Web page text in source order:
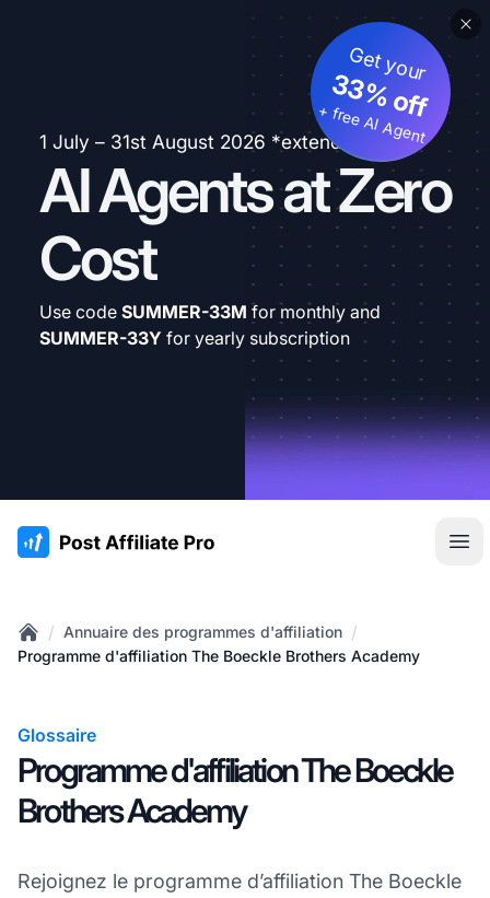
1 July – 31st August 2026 *extended
AI Agents at Zero
Cost
Get your
33% off
+ free AI Agent
Use code SUMMER-33M for monthly and
SUMMER-33Y for yearly subscription
:site.title
Home
/ Annuaire des programmes d'affiliation /
Programme d'affiliation The Boeckle Brothers Academy
Glossaire
Programme d'affiliation The Boeckle
Brothers Academy
Rejoignez le programme d’affiliation The Boeckle